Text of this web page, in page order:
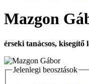
Mazgon
érseki tanácsos, kisegítő
Jelenlegi beosztások